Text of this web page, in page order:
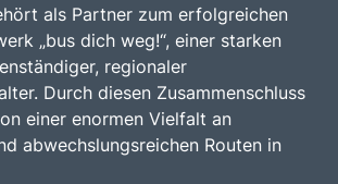
als Partner zum erfolgreichen
„bus dich weg!“, einer starken
regionaler
Durch diesen Zusammenschluss
einer enormen Vielfalt an
abwechslungsreichen Routen in